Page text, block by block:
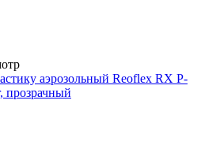
аэрозольный Reoflex RX P-
прозрачный